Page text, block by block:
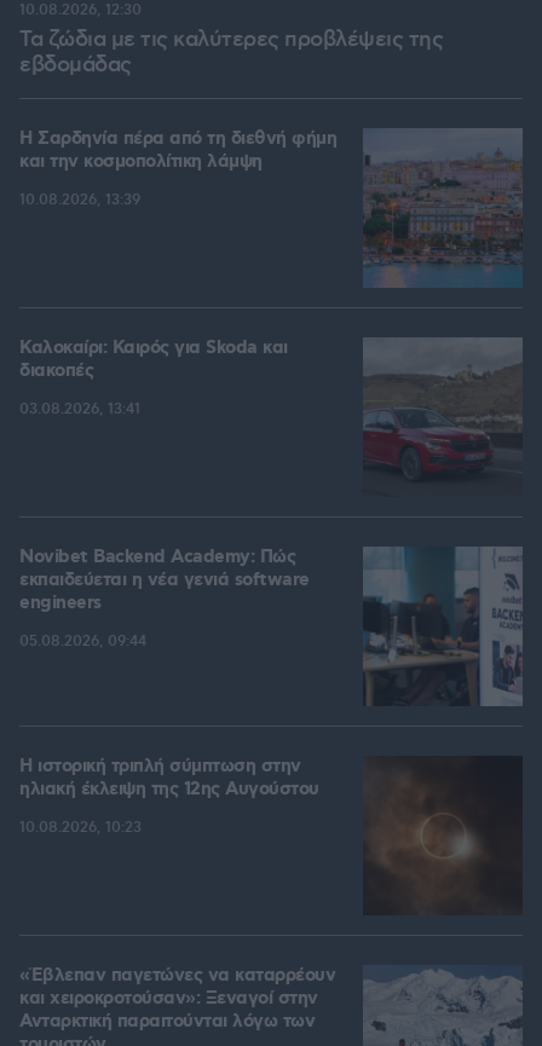
Τα ζώδια με τις καλύτερες προβλέψεις της
εβδομάδας
10.08.2026, 12:30
Η Σαρδηνία πέρα από τη διεθνή φήμη
και την κοσμοπολίτικη λάμψη
10.08.2026, 13:39
Καλοκαίρι: Καιρός για Skoda και
διακοπές
03.08.2026, 13:41
Novibet Backend Academy: Πώς
εκπαιδεύεται η νέα γενιά software
engineers
05.08.2026, 09:44
Η ιστορική τριπλή σύμπτωση στην
ηλιακή έκλειψη της 12ης Αυγούστου
10.08.2026, 10:23
«Έβλεπαν παγετώνες να καταρρέουν
και χειροκροτούσαν»: Ξεναγοί στην
Ανταρκτική παραιτούνται λόγω των